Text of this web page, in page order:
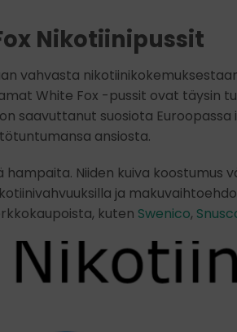
Nikotiinipussit
vahvasta
White Fox -pussit ovat täysin
saavuttanut suosiota
ansiosta.
hampaita. Niiden kuiva koostumus
ja
kuten Swenico,